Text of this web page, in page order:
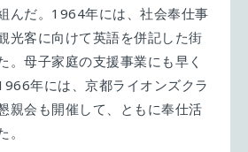
んだ。1964年には、社会奉仕事
光客に向けて英語を併記した街
。母子家庭の支援事業にも早く
年には、京都ライオンズクラ
親会も開催して、ともに奉仕活